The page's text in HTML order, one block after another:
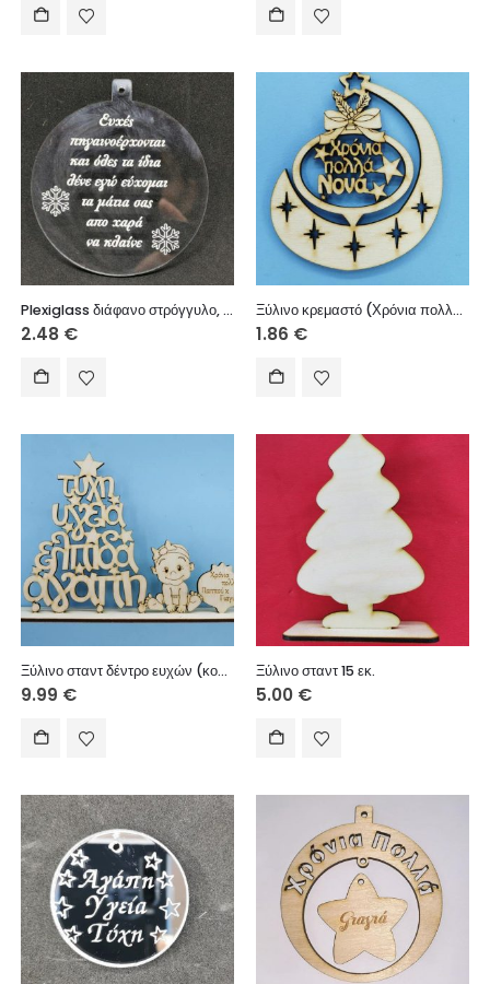
Plexiglass διάφανο στρόγγυλο, με ευχές (στιχάκι) 8 εκ.
2.48 €
Ξύλινο κρεμαστό (Χρόνια πολλά Νονά) 10 εκ.
1.86 €
Ξύλινο σταντ δέντρο ευχών (κορίτσι) Χρόνια πολλά Παππού και Γιαγιά 25 εκ.
9.99 €
Ξύλινο σταντ 15 εκ.
5.00 €